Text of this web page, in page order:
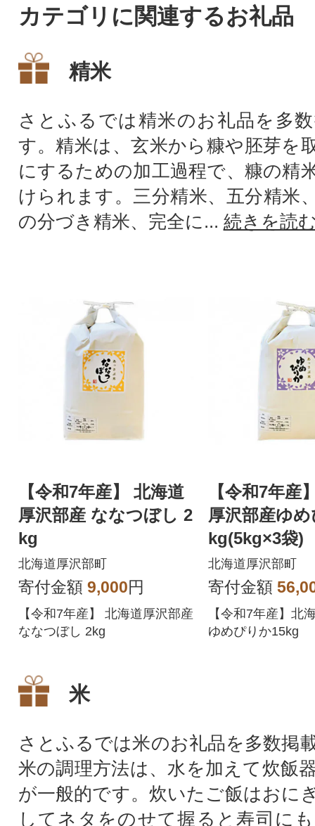
カテゴリに関連するお礼品
精米
さとふるでは精米のお礼品を多
す。精米は、玄米から糠や胚芽を
にするための加工過程で、糠の精
けられます。三分精米、五分精米
の分づき精米、完全に... 続きを読
【令和7年産】 北海道
厚沢部産 ななつぼし 2
kg
北海道厚沢部町
寄付金額 9,000円
【令和7年産】 北海道厚沢部産
ななつぼし 2kg
【令和7年産
厚沢部産ゆ
kg(5kg×3袋)
北海道厚沢部町
寄付金額
【令和7年産】北
ゆめぴりか15kg
米
さとふるでは米のお礼品を多数掲
米の調理方法は、水を加えて炊飯
が一般的です。炊いたご飯はおに
してネタをのせて握ると寿司に